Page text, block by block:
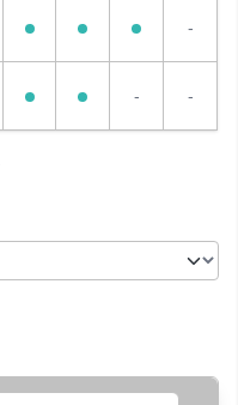
-
- -